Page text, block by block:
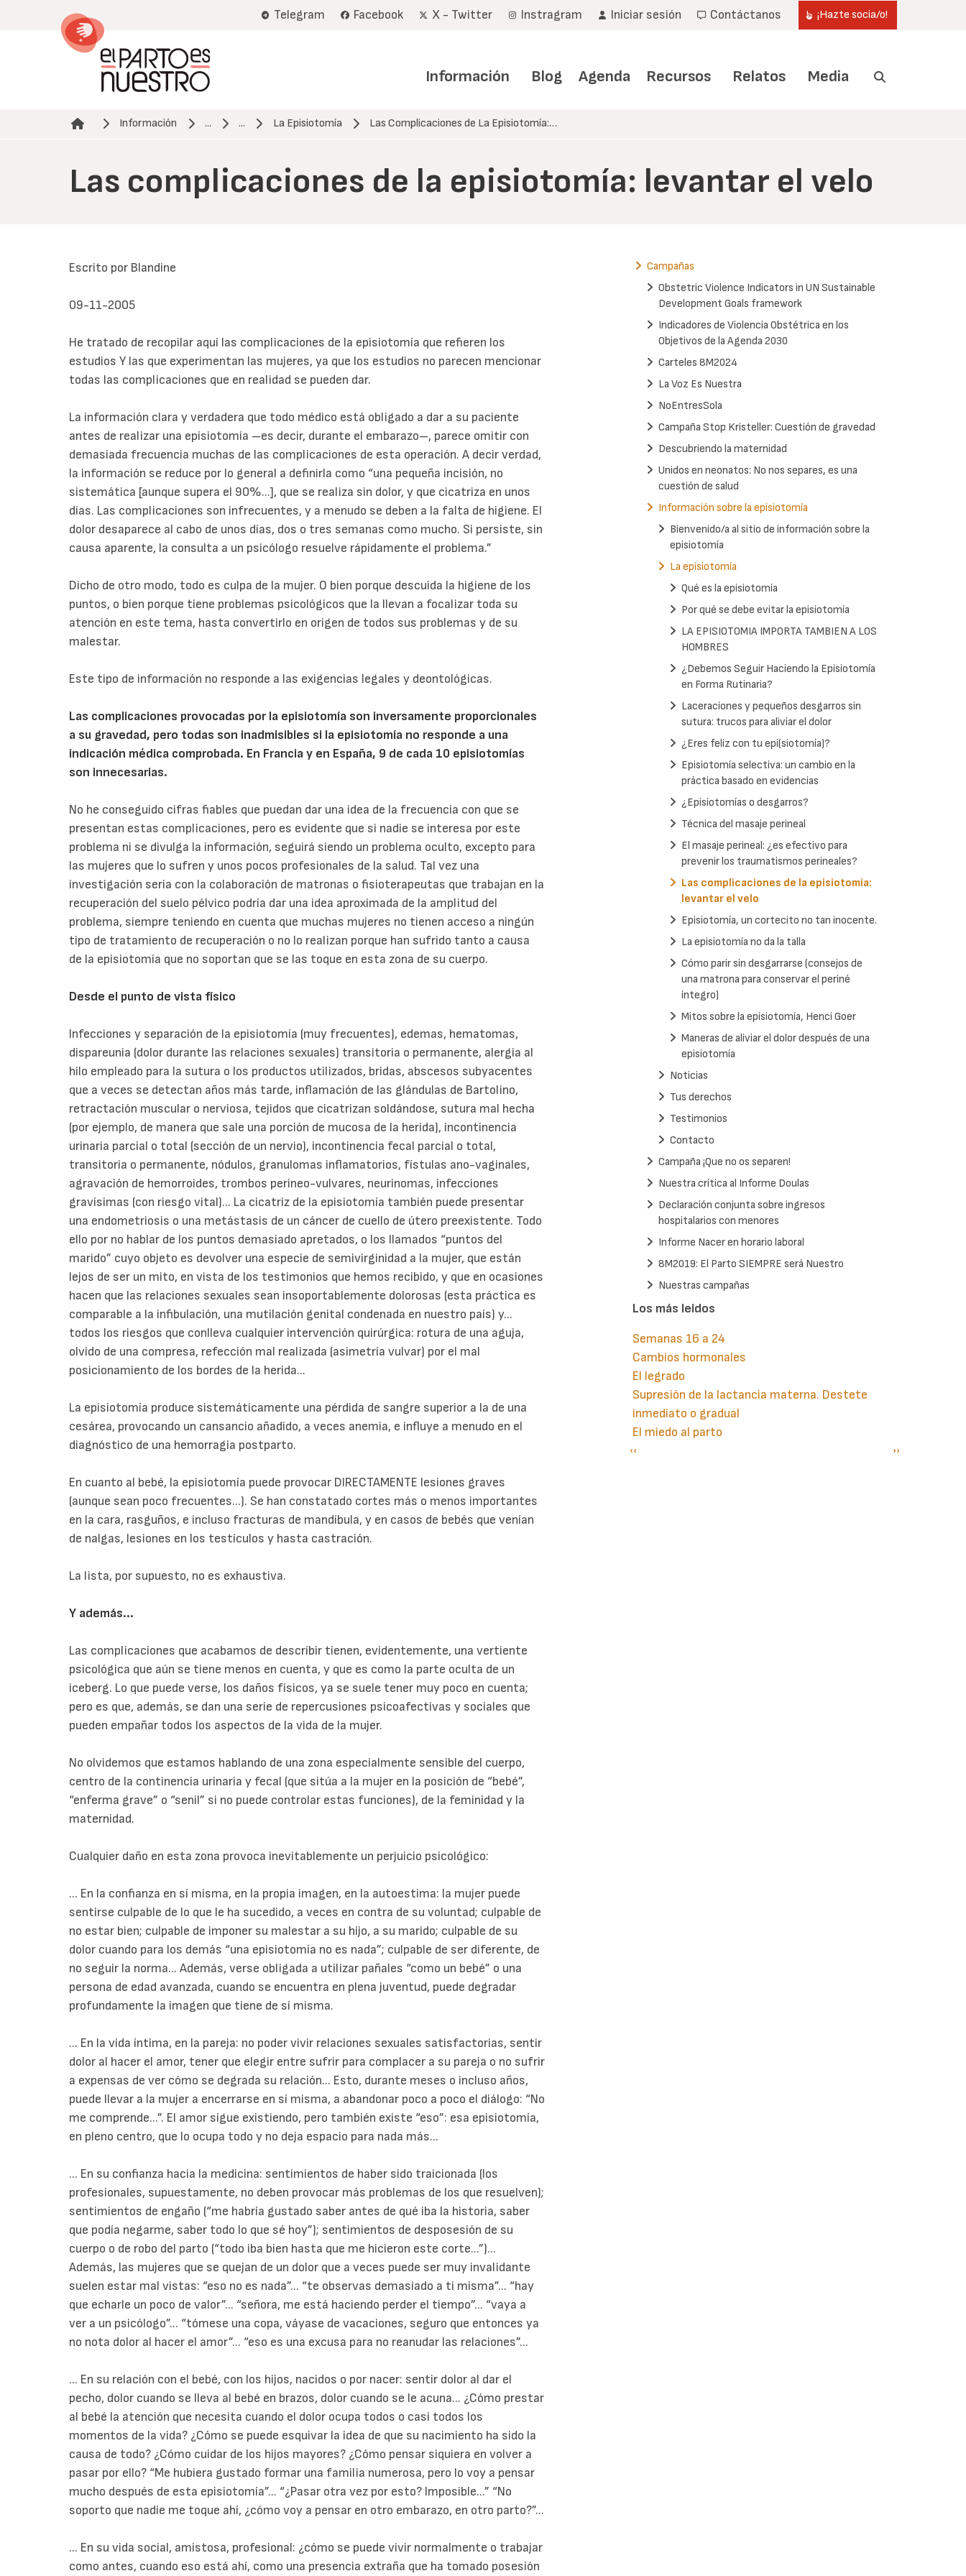
Telegram Facebook X - Twitter Instragram Iniciar sesión Contáctanos ¡Hazte socia/o!
Información Blog Agenda Recursos Relatos Media
Ruta de navegación
Información ... ... La Episiotomía Las Complicaciones de La Episiotomía:…
Las complicaciones de la episiotomía: levantar el velo
Escrito por Blandine
09-11-2005
He tratado de recopilar aquí las complicaciones de la episiotomía que refieren los
estudios Y las que experimentan las mujeres, ya que los estudios no parecen mencionar
todas las complicaciones que en realidad se pueden dar.
La información clara y verdadera que todo médico está obligado a dar a su paciente
antes de realizar una episiotomía –es decir, durante el embarazo–, parece omitir con
demasiada frecuencia muchas de las complicaciones de esta operación. A decir verdad,
la información se reduce por lo general a definirla como “una pequeña incisión, no
sistemática [aunque supera el 90%...], que se realiza sin dolor, y que cicatriza en unos
días. Las complicaciones son infrecuentes, y a menudo se deben a la falta de higiene. El
dolor desaparece al cabo de unos días, dos o tres semanas como mucho. Si persiste, sin
causa aparente, la consulta a un psicólogo resuelve rápidamente el problema.”
Dicho de otro modo, todo es culpa de la mujer. O bien porque descuida la higiene de los
puntos, o bien porque tiene problemas psicológicos que la llevan a focalizar toda su
atención en este tema, hasta convertirlo en origen de todos sus problemas y de su
malestar.
Este tipo de información no responde a las exigencias legales y deontológicas.
Las complicaciones provocadas por la episiotomía son inversamente proporcionales
a su gravedad, pero todas son inadmisibles si la episiotomía no responde a una
indicación médica comprobada. En Francia y en España, 9 de cada 10 episiotomías
son innecesarias.
No he conseguido cifras fiables que puedan dar una idea de la frecuencia con que se
presentan estas complicaciones, pero es evidente que si nadie se interesa por este
problema ni se divulga la información, seguirá siendo un problema oculto, excepto para
las mujeres que lo sufren y unos pocos profesionales de la salud. Tal vez una
investigación seria con la colaboración de matronas o fisioterapeutas que trabajan en la
recuperación del suelo pélvico podría dar una idea aproximada de la amplitud del
problema, siempre teniendo en cuenta que muchas mujeres no tienen acceso a ningún
tipo de tratamiento de recuperación o no lo realizan porque han sufrido tanto a causa
de la episiotomía que no soportan que se las toque en esta zona de su cuerpo.
Desde el punto de vista físico
Infecciones y separación de la episiotomía (muy frecuentes), edemas, hematomas,
dispareunia (dolor durante las relaciones sexuales) transitoria o permanente, alergia al
hilo empleado para la sutura o los productos utilizados, bridas, abscesos subyacentes
que a veces se detectan años más tarde, inflamación de las glándulas de Bartolino,
retractación muscular o nerviosa, tejidos que cicatrizan soldándose, sutura mal hecha
(por ejemplo, de manera que sale una porción de mucosa de la herida), incontinencia
urinaria parcial o total (sección de un nervio), incontinencia fecal parcial o total,
transitoria o permanente, nódulos, granulomas inflamatorios, fístulas ano-vaginales,
agravación de hemorroides, trombos perineo-vulvares, neurinomas, infecciones
gravísimas (con riesgo vital)... La cicatriz de la episiotomía también puede presentar
una endometriosis o una metástasis de un cáncer de cuello de útero preexistente. Todo
ello por no hablar de los puntos demasiado apretados, o los llamados “puntos del
marido” cuyo objeto es devolver una especie de semivirginidad a la mujer, que están
lejos de ser un mito, en vista de los testimonios que hemos recibido, y que en ocasiones
hacen que las relaciones sexuales sean insoportablemente dolorosas (esta práctica es
comparable a la infibulación, una mutilación genital condenada en nuestro país) y...
todos los riesgos que conlleva cualquier intervención quirúrgica: rotura de una aguja,
olvido de una compresa, refección mal realizada (asimetría vulvar) por el mal
posicionamiento de los bordes de la herida...
La episiotomía produce sistemáticamente una pérdida de sangre superior a la de una
cesárea, provocando un cansancio añadido, a veces anemia, e influye a menudo en el
diagnóstico de una hemorragia postparto.
En cuanto al bebé, la episiotomía puede provocar DIRECTAMENTE lesiones graves
(aunque sean poco frecuentes...). Se han constatado cortes más o menos importantes
en la cara, rasguños, e incluso fracturas de mandíbula, y en casos de bebés que venían
de nalgas, lesiones en los testículos y hasta castración.
La lista, por supuesto, no es exhaustiva.
Y además...
Las complicaciones que acabamos de describir tienen, evidentemente, una vertiente
psicológica que aún se tiene menos en cuenta, y que es como la parte oculta de un
iceberg. Lo que puede verse, los daños físicos, ya se suele tener muy poco en cuenta;
pero es que, además, se dan una serie de repercusiones psicoafectivas y sociales que
pueden empañar todos los aspectos de la vida de la mujer.
No olvidemos que estamos hablando de una zona especialmente sensible del cuerpo,
centro de la continencia urinaria y fecal (que sitúa a la mujer en la posición de “bebé”,
“enferma grave” o “senil” si no puede controlar estas funciones), de la feminidad y la
maternidad.
Cualquier daño en esta zona provoca inevitablemente un perjuicio psicológico:
... En la confianza en sí misma, en la propia imagen, en la autoestima: la mujer puede
sentirse culpable de lo que le ha sucedido, a veces en contra de su voluntad; culpable de
no estar bien; culpable de imponer su malestar a su hijo, a su marido; culpable de su
dolor cuando para los demás “una episiotomía no es nada”; culpable de ser diferente, de
no seguir la norma... Además, verse obligada a utilizar pañales “como un bebé” o una
persona de edad avanzada, cuando se encuentra en plena juventud, puede degradar
profundamente la imagen que tiene de sí misma.
... En la vida íntima, en la pareja: no poder vivir relaciones sexuales satisfactorias, sentir
dolor al hacer el amor, tener que elegir entre sufrir para complacer a su pareja o no sufrir
a expensas de ver cómo se degrada su relación... Esto, durante meses o incluso años,
puede llevar a la mujer a encerrarse en sí misma, a abandonar poco a poco el diálogo: “No
me comprende...”. El amor sigue existiendo, pero también existe “eso”: esa episiotomía,
en pleno centro, que lo ocupa todo y no deja espacio para nada más...
... En su confianza hacia la medicina: sentimientos de haber sido traicionada (los
profesionales, supuestamente, no deben provocar más problemas de los que resuelven);
sentimientos de engaño (“me habría gustado saber antes de qué iba la historia, saber
que podía negarme, saber todo lo que sé hoy”); sentimientos de desposesión de su
cuerpo o de robo del parto (“todo iba bien hasta que me hicieron este corte...”)...
Además, las mujeres que se quejan de un dolor que a veces puede ser muy invalidante
suelen estar mal vistas: “eso no es nada”... “te observas demasiado a ti misma”... “hay
que echarle un poco de valor”... “señora, me está haciendo perder el tiempo”... “vaya a
ver a un psicólogo”... “tómese una copa, váyase de vacaciones, seguro que entonces ya
no nota dolor al hacer el amor”... “eso es una excusa para no reanudar las relaciones”...
... En su relación con el bebé, con los hijos, nacidos o por nacer: sentir dolor al dar el
pecho, dolor cuando se lleva al bebé en brazos, dolor cuando se le acuna... ¿Cómo prestar
al bebé la atención que necesita cuando el dolor ocupa todos o casi todos los
momentos de la vida? ¿Cómo se puede esquivar la idea de que su nacimiento ha sido la
causa de todo? ¿Cómo cuidar de los hijos mayores? ¿Cómo pensar siquiera en volver a
pasar por ello? “Me hubiera gustado formar una familia numerosa, pero lo voy a pensar
mucho después de esta episiotomía”... “¿Pasar otra vez por esto? Imposible...” “No
soporto que nadie me toque ahí, ¿cómo voy a pensar en otro embarazo, en otro parto?”...
... En su vida social, amistosa, profesional: ¿cómo se puede vivir normalmente o trabajar
como antes, cuando eso está ahí, como una presencia extraña que ha tomado posesión
Campañas
Obstetric Violence Indicators in UN Sustainable
Development Goals framework
Indicadores de Violencia Obstétrica en los
Objetivos de la Agenda 2030
Carteles 8M2024
La Voz Es Nuestra
NoEntresSola
Campaña Stop Kristeller: Cuestión de gravedad
Descubriendo la maternidad
Unidos en neonatos: No nos separes, es una
cuestión de salud
Información sobre la episiotomía
Bienvenido/a al sitio de información sobre la
episiotomía
La episiotomía
Qué es la episiotomía
Por qué se debe evitar la episiotomía
LA EPISIOTOMIA IMPORTA TAMBIEN A LOS
HOMBRES
¿Debemos Seguir Haciendo la Episiotomía
en Forma Rutinaria?
Laceraciones y pequeños desgarros sin
sutura: trucos para aliviar el dolor
¿Eres feliz con tu epi(siotomía)?
Episiotomía selectiva: un cambio en la
práctica basado en evidencias
¿Episiotomías o desgarros?
Técnica del masaje perineal
El masaje perineal: ¿es efectivo para
prevenir los traumatismos perineales?
Las complicaciones de la episiotomía:
levantar el velo
Episiotomía, un cortecito no tan inocente.
La episiotomía no da la talla
Cómo parir sin desgarrarse (consejos de
una matrona para conservar el periné
íntegro)
Mitos sobre la episiotomía, Henci Goer
Maneras de aliviar el dolor después de una
episiotomía
Noticias
Tus derechos
Testimonios
Contacto
Campaña ¡Que no os separen!
Nuestra crítica al Informe Doulas
Declaración conjunta sobre ingresos
hospitalarios con menores
Informe Nacer en horario laboral
8M2019: El Parto SIEMPRE será Nuestro
Nuestras campañas
Los más leidos
Semanas 16 a 24
Cambios hormonales
El legrado
Supresión de la lactancia materna. Destete
inmediato o gradual
El miedo al parto
Paginación
Página
‹‹
Siguiente
››